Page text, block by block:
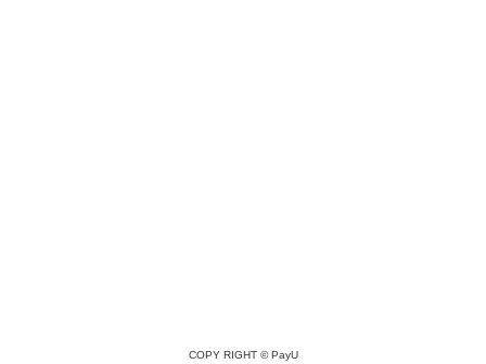
COPY RIGHT ©PayU